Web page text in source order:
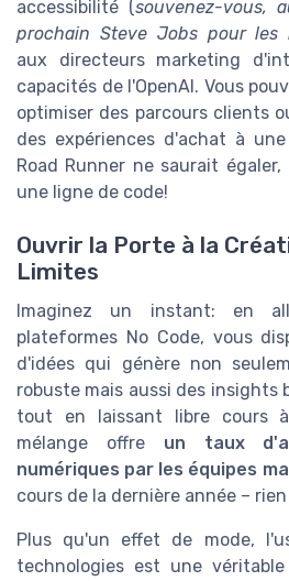
accessibilité (souvenez-vous,
prochain Steve Jobs pour les
aux directeurs marketing
capacités de l'OpenAI. Vous
optimiser des parcours clients
des expériences d'achat à
Road Runner ne saurait
une ligne de code!
Ouvrir la Porte à la
Limites
Imaginez un instant: en
plateformes No Code, vous
d'idées qui génère non
robuste mais aussi des insights
tout en laissant libre cours
mélange offre un taux
numériques par les équipes
cours de la dernière année –
Plus qu'un effet de mode,
technologies est une